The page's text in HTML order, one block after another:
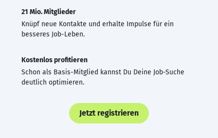
21 Mio. Mitglieder
Knüpf neue Kontakte und erhalte Impulse für ein
besseres Job-Leben.
Kostenlos profitieren
Schon als Basis-Mitglied kannst Du Deine Job-Suche
deutlich optimieren.
Jetzt registrieren